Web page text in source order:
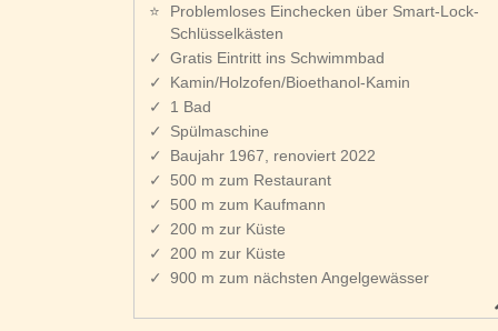
Problemloses Einchecken über Smart-Lock-
Schlüsselkästen
Gratis Eintritt ins Schwimmbad
Kamin/Holzofen/Bioethanol-Kamin
1 Bad
Spülmaschine
Baujahr 1967, renoviert 2022
500 m zum Restaurant
500 m zum Kaufmann
200 m zur Küste
200 m zur Küste
900 m zum nächsten Angelgewässer